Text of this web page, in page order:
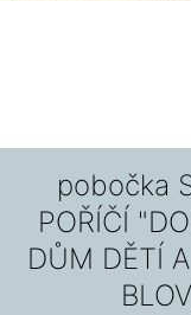
pobočka
POŘÍČÍ
DŮM DĚTÍ